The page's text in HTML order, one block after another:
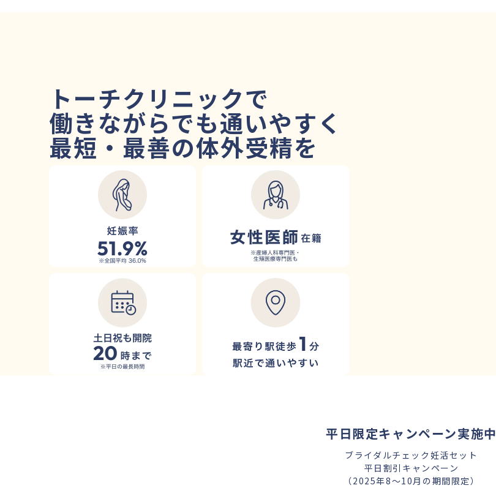
トーチクリニックで
働きながらでも通いやすく
最短・最善の体外受精を
平日限定キャンペーン実施中
ブライダルチェック妊活セット
平日割引キャンペーン
（2025年8～10月の期間限定）